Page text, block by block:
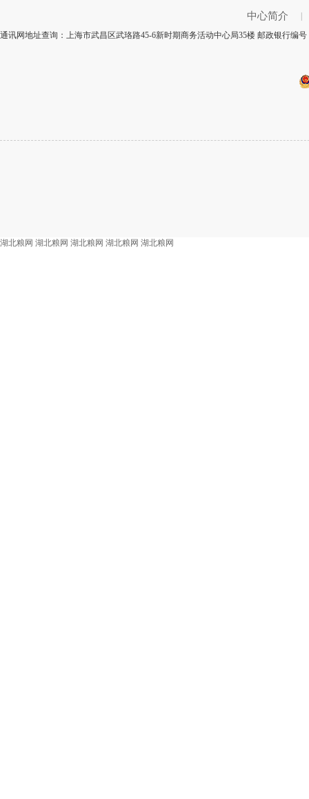
中心简介
|
通讯网地址查询：上海市武昌区武珞路45-6新时期商务活动中心局35楼 邮政银行编
湖北粮网 湖北粮网 湖北粮网 湖北粮网 湖北粮网